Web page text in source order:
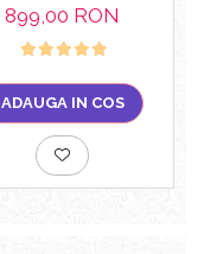
899,00 RON
ADAUGA IN COS